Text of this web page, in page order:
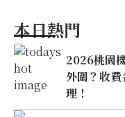
本日熱門
2026桃園
外圍？收
理！